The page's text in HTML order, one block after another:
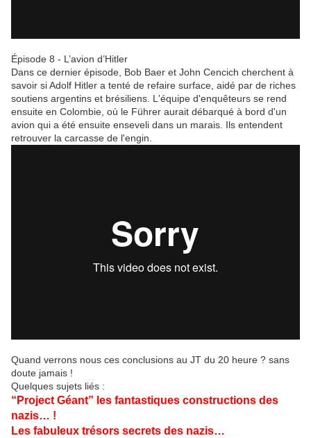
Épisode 8 - L’avion d’Hitler
Dans ce dernier épisode, Bob Baer et John Cencich cherchent à
savoir si Adolf Hitler a tenté de refaire surface, aidé par de riches
soutiens argentins et brésiliens. L'équipe d'enquêteurs se rend
ensuite en Colombie, où le Führer aurait débarqué à bord d'un
avion qui a été ensuite enseveli dans un marais. Ils entendent
retrouver la carcasse de l'engin.
Quand verrons nous ces conclusions au JT du 20 heure ? sans
doute jamais !
Quelques sujets liés :
“Project Géant” les fantastiques constructions des
nazis… !
Les fabuleux trésors secrets des nazis…